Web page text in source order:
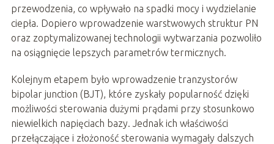
przewodzenia, co wpływało na spadki mocy i wydzielanie
ciepła. Dopiero wprowadzenie warstwowych struktur PN
oraz zoptymalizowanej technologii wytwarzania pozwoliło
na osiągnięcie lepszych parametrów termicznych.
Kolejnym etapem było wprowadzenie tranzystorów
bipolar junction (BJT), które zyskały popularność dzięki
możliwości sterowania dużymi prądami przy stosunkowo
niewielkich napięciach bazy. Jednak ich właściwości
przełączające i złożoność sterowania wymagały dalszych